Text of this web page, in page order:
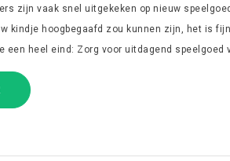
zijn vaak snel uitgekeken op nieuw
kindje hoogbegaafd zou kunnen zijn, het is
een heel eind: Zorg voor uitdagend speelgoed